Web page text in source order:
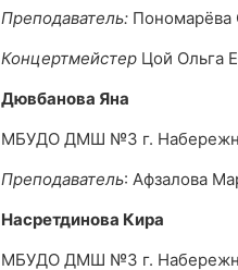
Преподаватель: Пономарёва
Концертмейстер Цой Ольга
Дювбанова Яна
МБУДО ДМШ №3 г.
Преподаватель: Афзалова
Насретдинова Кира
МБУДО ДМШ №3 г.